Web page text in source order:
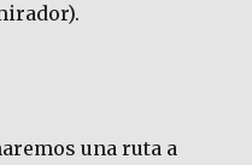
una ruta a